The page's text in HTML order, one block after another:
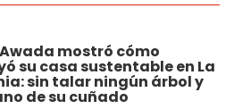
mostró cómo
su casa sustentable en La
sin talar ningún árbol y
de su cuñado